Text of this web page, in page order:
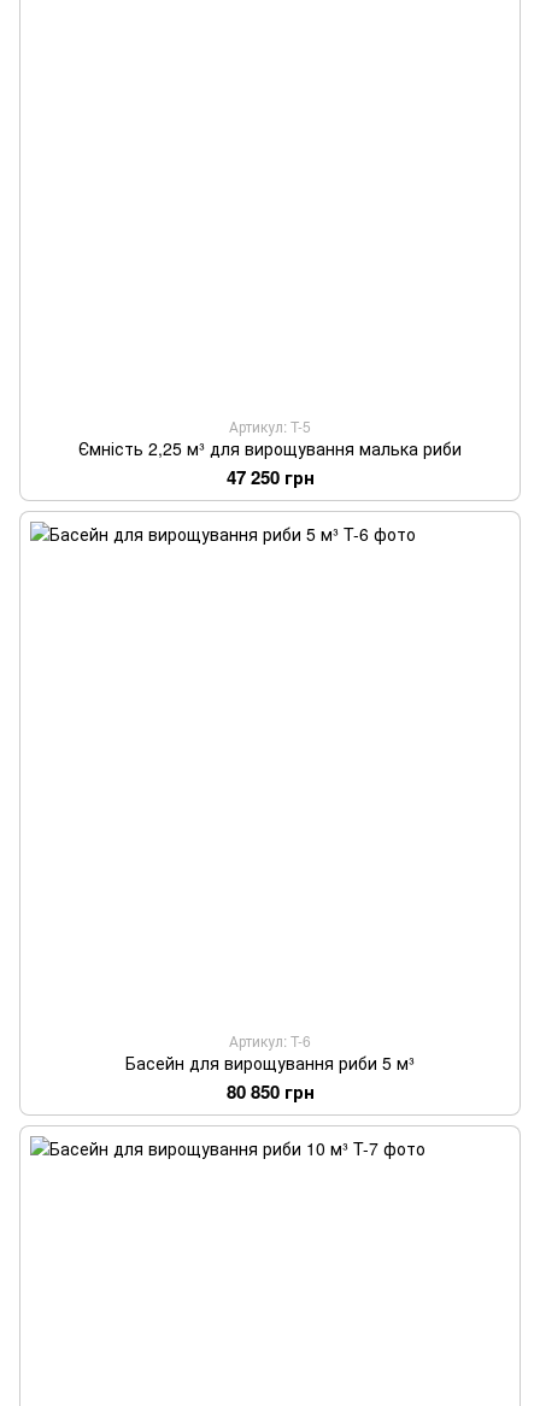
Артикул: T-5
Ємність 2,25 м³ для вирощування малька риби
47 250 грн
Артикул: T-6
Басейн для вирощування риби 5 м³
80 850 грн